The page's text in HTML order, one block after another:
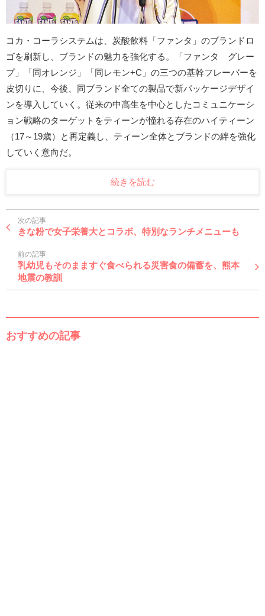
コカ・コーラシステムは、炭酸飲料「ファンタ」のブランドロ
ゴを刷新し、ブランドの魅力を強化する。「ファンタ グレー
プ」「同オレンジ」「同レモン+C」の三つの基幹フレーバーを
皮切りに、今後、同ブランド全ての製品で新パッケージデザイ
ンを導入していく。従来の中高生を中心としたコミュニケーシ
ョン戦略のターゲットをティーンが憧れる存在のハイティーン
（17～19歳）と再定義し、ティーン全体とブランドの絆を強化
していく意向だ。
続きを読む
次の記事
きな粉で女子栄養大とコラボ、特別なランチメニューも
前の記事
乳幼児もそのまますぐ食べられる災害食の備蓄を、熊本
地震の教訓
おすすめの記事